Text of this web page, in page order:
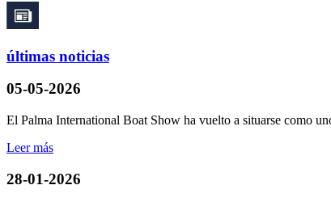
últimas noticias
05-05-2026
El Palma International Boat Show ha vuelto a situarse como
Leer más
28-01-2026